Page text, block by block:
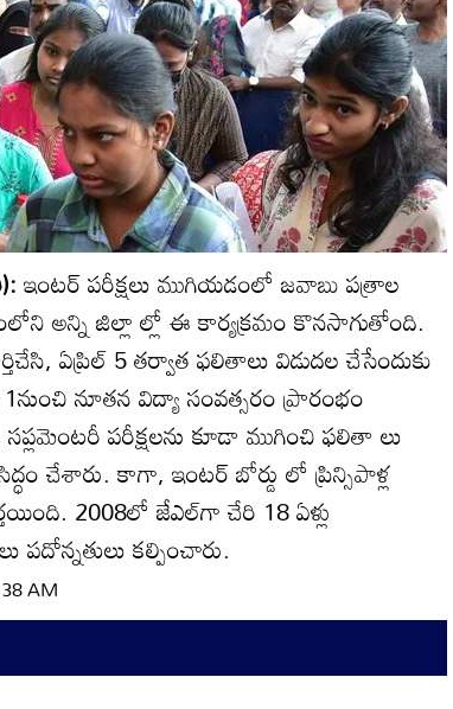
ఇంటర్‌ పరీక్షలు ముగియడంలో జవాబు పత్రాల
అన్ని జిల్లా ల్లో ఈ కార్యక్రమం కొనసాగుతోంది.
ఏప్రిల్‌ 5 తర్వాత ఫలితాలు విడుదల చేసేందుకు
నూతన విద్యా సంవత్సరం ప్రారంభం
పరీక్షలను కూడా ముగించి ఫలితా లు
చేశారు. కాగా, ఇంటర్‌ బోర్డు లో ప్రిన్సిపాళ్ల
2008లో జేఎల్‌గా చేరి 18 ఏళ్లు
పదోన్నతులు కల్పించారు.
AM